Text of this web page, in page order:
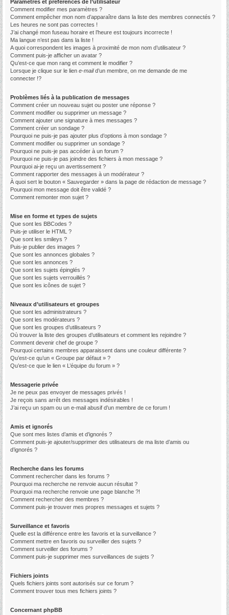
Paramètres et préférences de l’utilisateur
Comment modifier mes paramètres ?
Comment empêcher mon nom d’apparaître dans la liste des membres connectés ?
Les heures ne sont pas correctes !
J’ai changé mon fuseau horaire et l’heure est toujours incorrecte !
Ma langue n’est pas dans la liste !
A quoi correspondent les images à proximité de mon nom d’utilisateur ?
Comment puis-je afficher un avatar ?
Qu’est-ce que mon rang et comment le modifier ?
Lorsque je clique sur le lien e-maild’un membre, on me demande de me
connecter !?
Problèmes liés à la publication de messages
Comment créer un nouveau sujet ou poster une réponse ?
Comment modifier ou supprimer un message ?
Comment ajouter une signature à mes messages ?
Comment créer un sondage ?
Pourquoi ne puis-je pas ajouter plus d’options à mon sondage ?
Comment modifier ou supprimer un sondage ?
Pourquoi ne puis-je pas accéder à un forum ?
Pourquoi ne puis-je pas joindre des fichiers à mon message ?
Pourquoi ai-je reçu un avertissement ?
Comment rapporter des messages à un modérateur ?
À quoi sert le bouton « Sauvegarder » dans la page de rédaction de message ?
Pourquoi mon message doit être validé ?
Comment remonter mon sujet ?
Mise en forme et types de sujets
Que sont les BBCodes ?
Puis-je utiliser le HTML ?
Que sont les smileys ?
Puis-je publier des images ?
Que sont les annonces globales ?
Que sont les annonces ?
Que sont les sujets épinglés ?
Que sont les sujets verrouillés ?
Que sont les icônes de sujet ?
Niveaux d’utilisateurs et groupes
Que sont les administrateurs ?
Que sont les modérateurs ?
Que sont les groupes d’utilisateurs ?
Où trouver la liste des groupes d’utilisateurs et comment les rejoindre ?
Comment devenir chef de groupe ?
Pourquoi certains membres apparaissent dans une couleur différente ?
Qu’est-ce qu’un « Groupe par défaut » ?
Qu’est-ce que le lien « L’équipe du forum » ?
Messagerie privée
Je ne peux pas envoyer de messages privés !
Je reçois sans arrêt des messages indésirables !
J’ai reçu un spam ou un e-mail abusif d’un membre de ce forum !
Amis et ignorés
Que sont mes listes d’amis et d’ignorés ?
Comment puis-je ajouter/supprimer des utilisateurs de ma liste d’amis ou
d’ignorés ?
Recherche dans les forums
Comment rechercher dans les forums ?
Pourquoi ma recherche ne renvoie aucun résultat ?
Pourquoi ma recherche renvoie une page blanche ?!
Comment rechercher des membres ?
Comment puis-je trouver mes propres messages et sujets ?
Surveillance et favoris
Quelle est la différence entre les favoris et la surveillance ?
Comment mettre en favoris ou surveiller des sujets ?
Comment surveiller des forums ?
Comment puis-je supprimer mes surveillances de sujets ?
Fichiers joints
Quels fichiers joints sont autorisés sur ce forum ?
Comment trouver tous mes fichiers joints ?
Concernant phpBB